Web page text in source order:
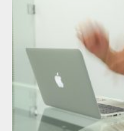
Update:
Category:オフィスのマッチョ
ダウンロード
TOKYO
で紹介さ
NHK「所
た（6/8